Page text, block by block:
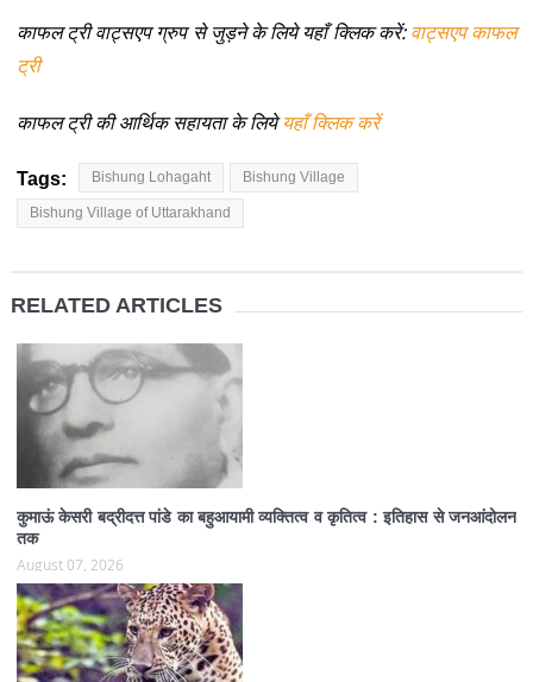
काफल ट्री वाट्सएप ग्रुप से जुड़ने के लिये यहाँ क्लिक करें:वाट्सएप काफल
ट्री
काफल ट्री की आर्थिक सहायता के लियेयहाँ क्लिक करें
Tags: Bishung Lohagaht Bishung Village
Bishung Village of Uttarakhand
RELATED ARTICLES
कुमाऊं केसरी बद्रीदत्त पांडे का बहुआयामी व्यक्तित्व व कृतित्व : इतिहास से जनआंदोलन
तक
August 07, 2026